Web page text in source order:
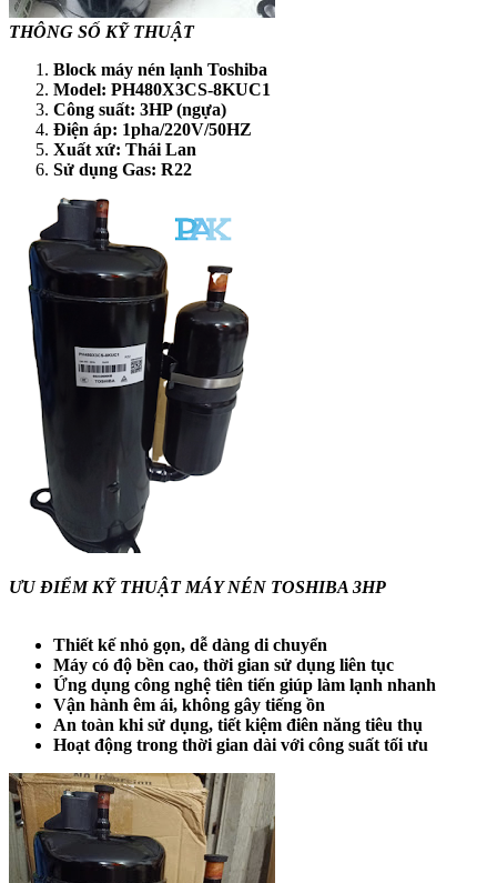
THÔNG SỐ KỸ THUẬT
Block máy nén lạnh Toshiba
Model: PH480X3CS-8KUC1
Công suất: 3HP (ngựa)
Điện áp: 1pha/220V/50HZ
Xuất xứ: Thái Lan
Sử dụng Gas: R22
ƯU ĐIỂM KỸ THUẬT MÁY NÉN TOSHIBA 3HP
Thiết kế nhỏ gọn, dễ dàng di chuyển
Máy có độ bền cao, thời gian sử dụng liên tục
Ứng dụng công nghệ tiên tiến giúp làm lạnh nhanh
Vận hành êm ái, không gây tiếng ồn
An toàn khi sử dụng, tiết kiệm điên năng tiêu thụ
Hoạt động trong thời gian dài với công suất tối ưu